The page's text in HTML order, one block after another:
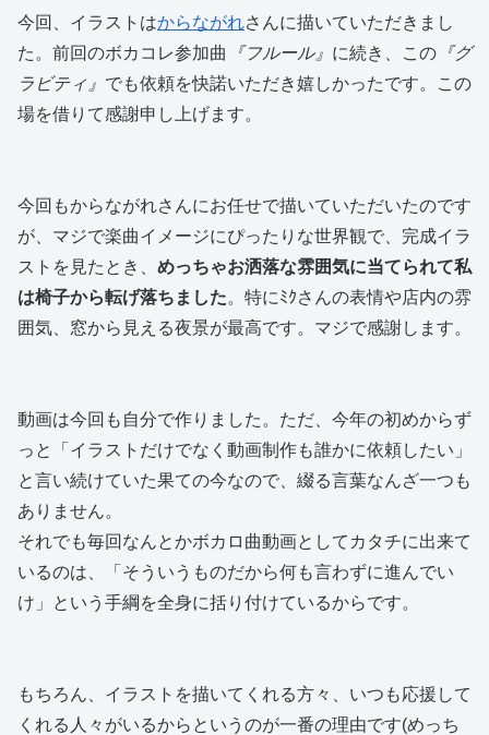
今回、イラストはからながれさんに描いていただきまし
た。前回のボカコレ参加曲
『フルール』 に続き、この 『グ
ラビティ』 でも依頼を快諾いただき嬉しかったです。この
場を借りて感謝申し上げます。
今回もからながれさんにお任せで描いていただいたのです
が、マジで楽曲イメージにぴったりな世界観で、完成イラ
ストを見たとき、 めっちゃお洒落な雰囲気に当てられて私
は椅子から転げ落ちました。特にﾐｸさんの表情や店内の雰
囲気、窓から見える夜景が最高です。マジで感謝します。
動画は今回も自分で作りました。ただ、今年の初めからず
っと「イラストだけでなく動画制作も誰かに依頼したい」
と言い続けていた果ての今なので、綴る言葉なんざ一つも
ありません。
それでも毎回なんとかボカロ曲動画としてカタチに出来て
いるのは、「そういうものだから何も言わずに進んでい
け」という手綱を全身に括り付けているからです。
もちろん、イラストを描いてくれる方々、いつも応援して
くれる人々がいるからというのが一番の理由です(めっち